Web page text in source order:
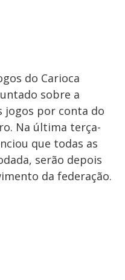
do Carioca
sobre a
jogos por conta do
Na última terça-
que todas as
serão depois
da federação.